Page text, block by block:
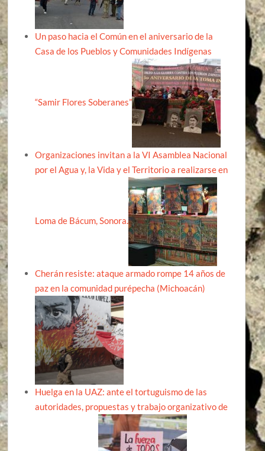
Un paso hacia el Común en el aniversario de la
Casa de los Pueblos y Comunidades Indígenas
“Samir Flores Soberanes”
Organizaciones invitan a la VI Asamblea Nacional
por el Agua y, la Vida y el Territorio a realizarse en
Loma de Bácum, Sonora.
Cherán resiste: ataque armado rompe 14 años de
paz en la comunidad purépecha (Michoacán)
Huelga en la UAZ: ante el tortuguismo de las
autoridades, propuestas y trabajo organizativo de